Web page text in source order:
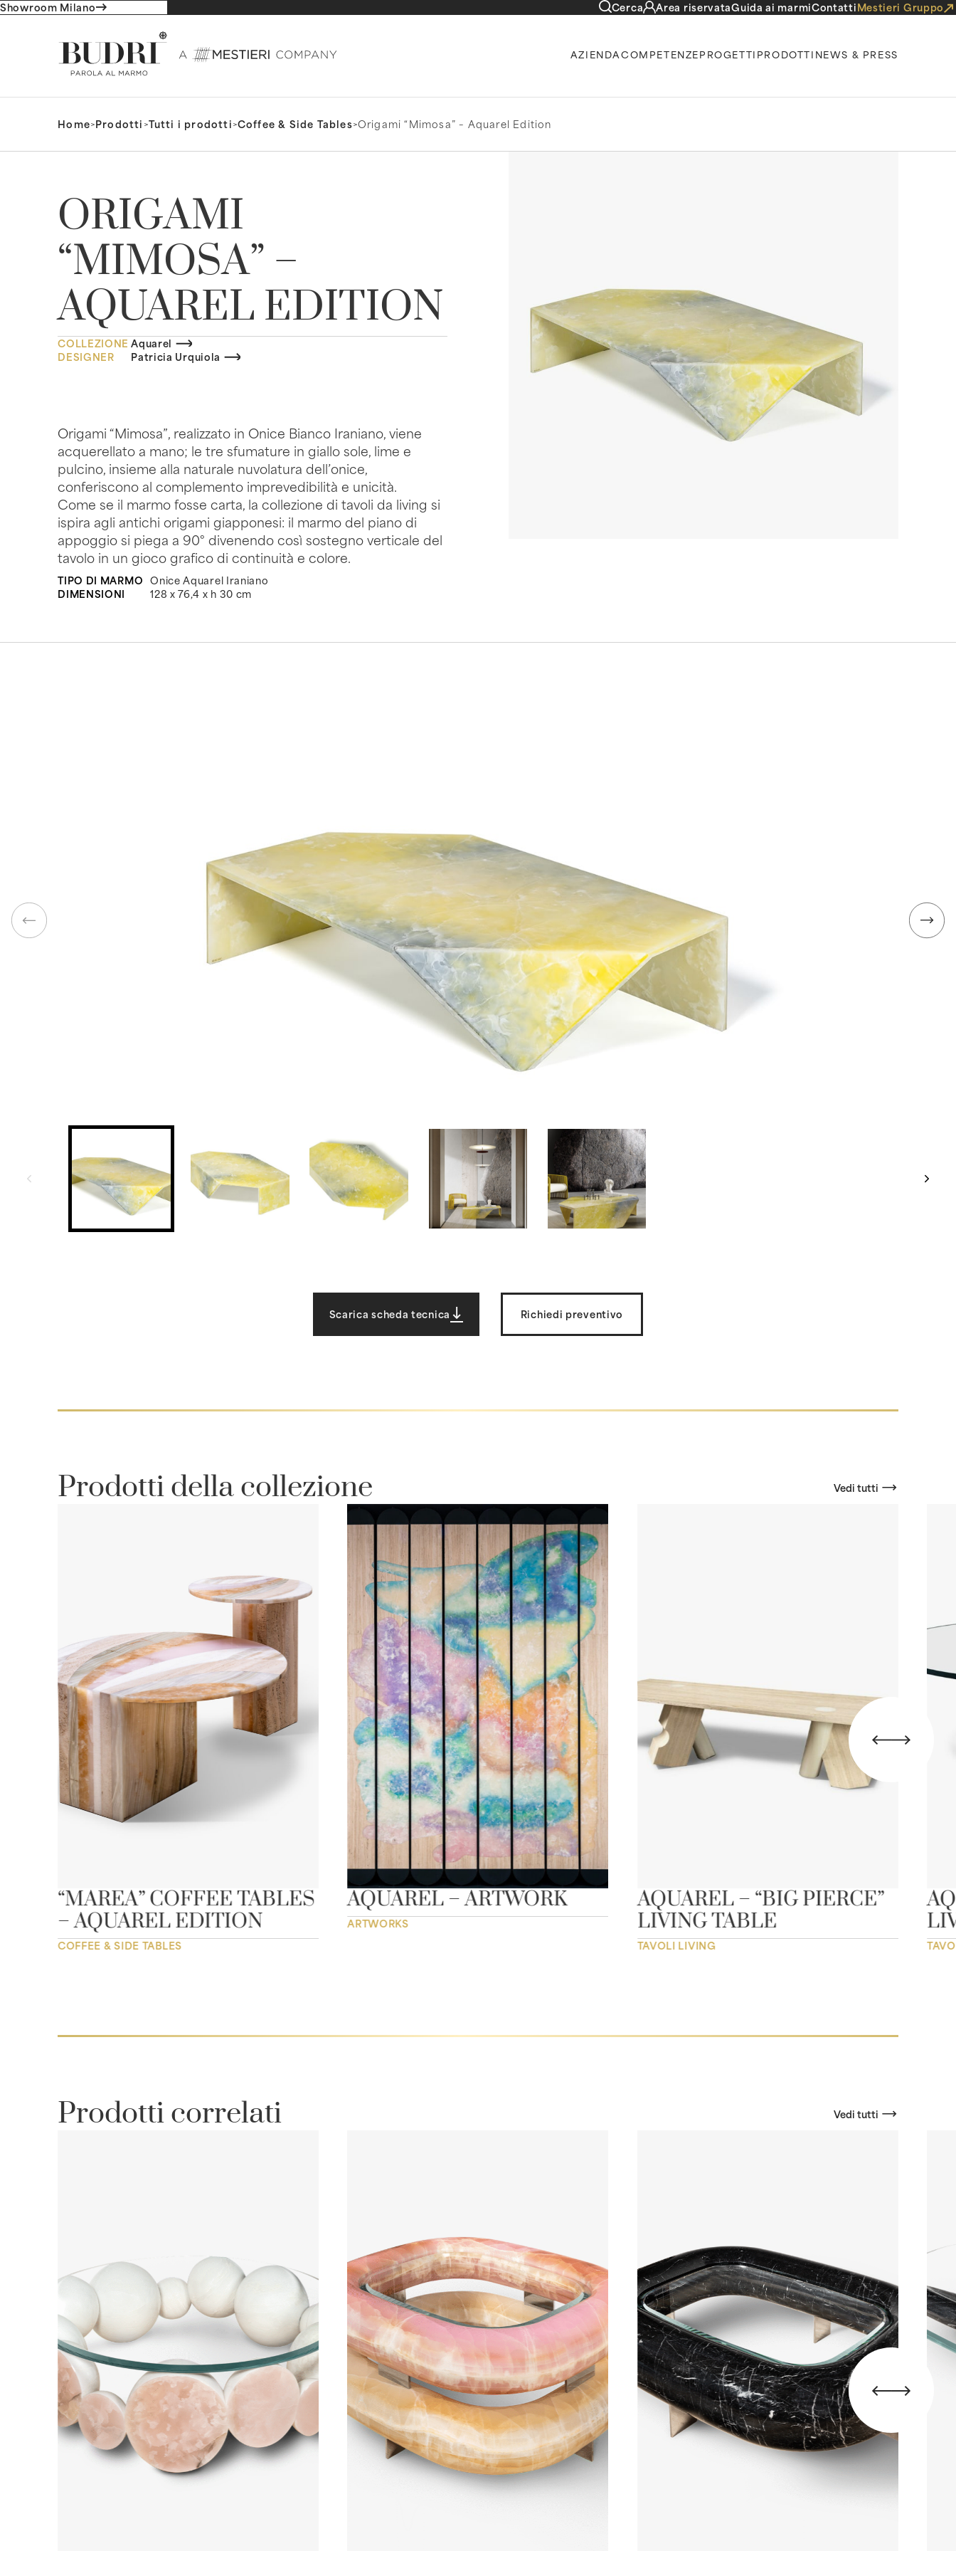
Showroom Milano Cerca Area riservataGuida ai marmiContattiMestieri Gruppo
AZIENDACOMPETENZEPROGETTIPRODOTTINEWS & PRESS
Home>Prodotti>Tutti i prodotti>Coffee & Side Tables>Origami “Mimosa” – Aquarel Edition
ORIGAMI
“MIMOSA” –
AQUAREL EDITION
COLLEZIONE Aquarel
DESIGNER
Patricia Urquiola
Origami “Mimosa”, realizzato in Onice Bianco Iraniano, viene
acquerellato a mano; le tre sfumature in giallo sole, lime e
pulcino, insieme alla naturale nuvolatura dell’onice,
conferiscono al complemento imprevedibilità e unicità.
Come se il marmo fosse carta, la collezione di tavoli da living si
ispira agli antichi origami giapponesi: il marmo del piano di
appoggio si piega a 90° divenendo così sostegno verticale del
tavolo in un gioco grafico di continuità e colore.
TIPO DI MARMO Onice Aquarel Iraniano
DIMENSIONI
128 x 76,4 x h 30 cm
Scarica scheda tecnica Richiedi preventivo
Prodotti della collezione Vedi tutti
“MAREA” COFFEE TABLES
– AQUAREL EDITION
COFFEE & SIDE TABLES
AQUAREL – ARTWORK
ARTWORKS
AQUAREL – “BIG PIERCE”
LIVING TABLE
TAVOLI LIVING
Prodotti correlati Vedi tutti